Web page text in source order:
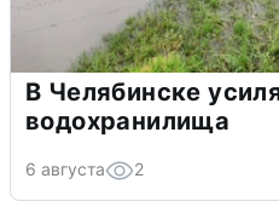
В Челябинске
водохранилища
6 августа 2